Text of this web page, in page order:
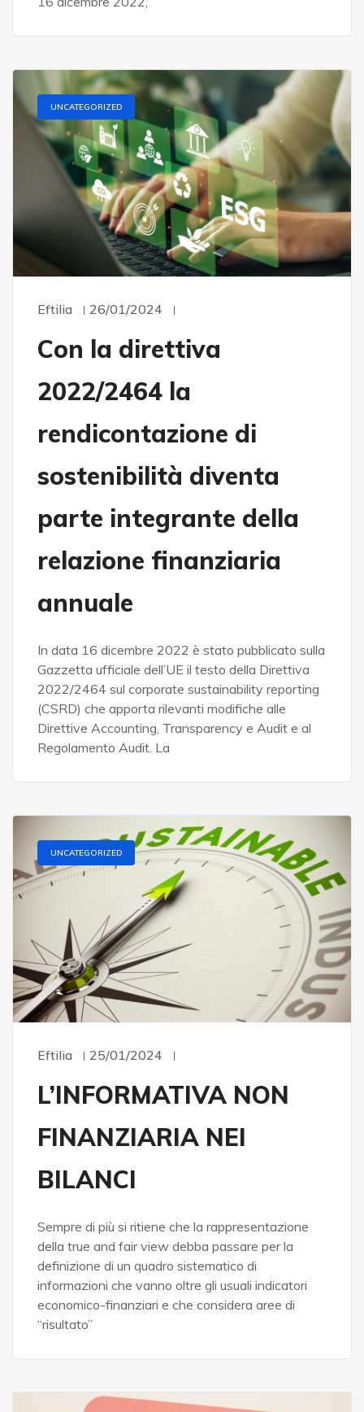
UNCATEGORIZED
Eftilia 26/01/2024
Con la direttiva
2022/2464 la
rendicontazione di
sostenibilità diventa
parte integrante della
relazione finanziaria
annuale
In data 16 dicembre 2022 è stato pubblicato sulla
Gazzetta ufficiale dell’UE il testo della Direttiva
2022/2464 sul corporate sustainability reporting
(CSRD) che apporta rilevanti modifiche alle
Direttive Accounting, Transparency e Audit e al
Regolamento Audit. La
UNCATEGORIZED
Eftilia 25/01/2024
L’INFORMATIVA NON
FINANZIARIA NEI
BILANCI
Sempre di più si ritiene che la rappresentazione
della true and fair view debba passare per la
definizione di un quadro sistematico di
informazioni che vanno oltre gli usuali indicatori
economico-finanziari e che considera aree di
“risultato”